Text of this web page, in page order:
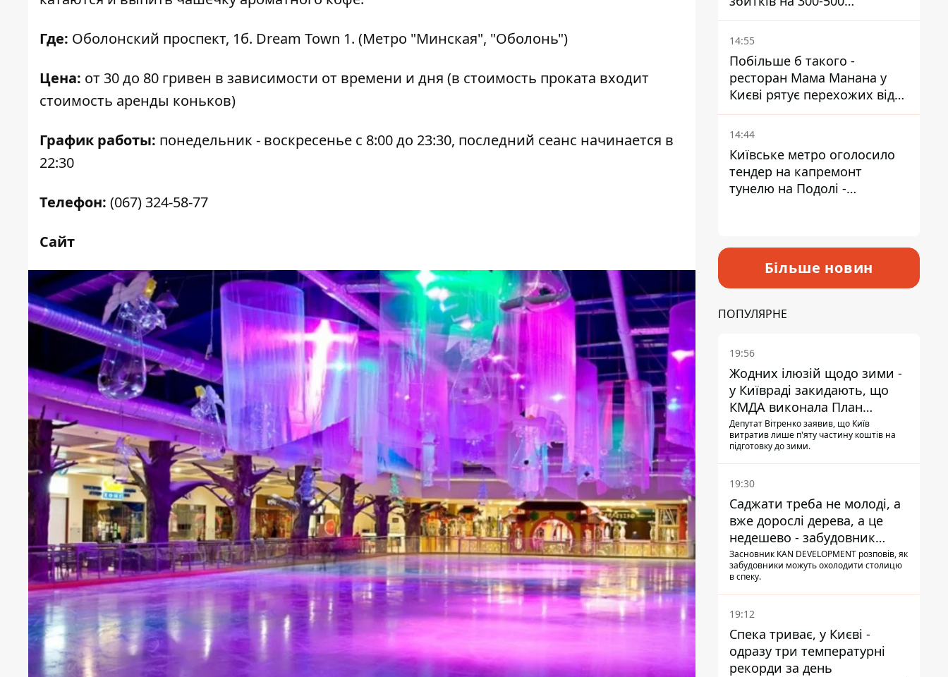
Где: Оболонский проспект, 1б. Dream Town 1. (Метро "Минская", "Оболонь")
Цена: от 30 до 80 гривен в зависимости от времени и дня (в стоимость проката входит
стоимость аренды коньков)
График работы: понедельник - воскресенье с 8:00 до 23:30, последний сеанс начинается в
22:30
Телефон: (067) 324-58-77
Сайт
мільйонів - Петро
Пантелеєв
14:55
Побільше б такого -
ресторан Мама Манана у
Києві рятує перехожих від
спеки
14:44
Київське метро оголосило
тендер на капремонт
тунелю на Подолі -
Більше новин
ПОПУЛЯРНЕ
19:56
Жодних ілюзій щодо зими -
у Київраді закидають, що
КМДА виконала План
стійкості на 20%
Депутат Вітренко заявив, що Київ
витратив лише п'яту частину коштів на
підготовку до зими.
19:30
Саджати треба не молоді, а
вже дорослі дерева, а це
недешево - забудовник
Ніконов
Засновник KAN DEVELOPMENT розповів, як
забудовники можуть охолодити столицю
в спеку.
19:12
Спека триває, у Києві -
одразу три температурні
рекорди за день